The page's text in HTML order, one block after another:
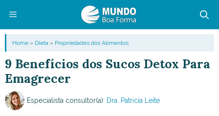
conteúdo
Menu
Home » Dieta » Propriedades dos Alimentos
9 Benefícios dos Sucos Detox Para
Emagrecer
Especialista consultor(a): Dra. Patricia Leite